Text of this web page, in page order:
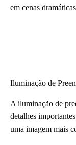
em cenas
Iluminação de
A iluminação de
detalhes
uma imagem mais